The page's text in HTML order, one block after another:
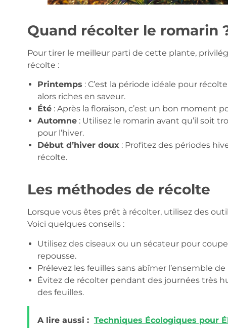
Quand récolter le romarin
Pour tirer le meilleur parti de cette plante,
récolte :
Printemps : C’est la période idéale pour
alors riches en saveur.
Été: Après la floraison, c’est un bon moment
Automne: Utilisez le romarin avant qu’il soit
pour l’hiver.
Début d’hiver doux: Profitez des périodes
récolte.
Les méthodes de récolte
Lorsque vous êtes prêt à récolter, utilisez des
Voici quelques conseils :
Utilisez des ciseaux ou un sécateur pour
repousse.
Prélevez les feuilles sans abîmer l’ensemble
Évitez de récolter pendant des journées très
des feuilles.
A lire aussi : Techniques Écologiques pour